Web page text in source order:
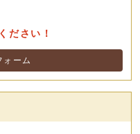
ださい！
ォーム